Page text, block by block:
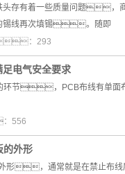
头存有着一些质量问题
锡线再次填锡。随即
：293
电气安全要求
的环节，PCB布线
556
的外形
外形，通常就是在禁止